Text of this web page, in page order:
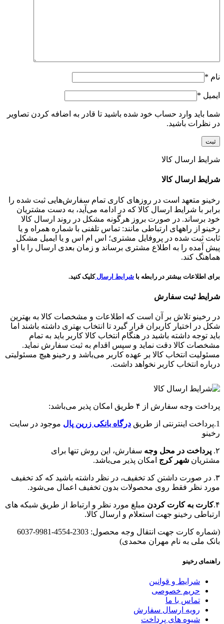
نام *
ایمیل *
شما باید وارد حساب خود شده باشید تا قادر به اضافه کردن تصاویر
در نظرات باشید.
شرایط ارسال کالا
شرایط ارسال کالا
رخینو متعهد است در روزهای کاری تمام سفارش‌هایی ثبت شده را
برابر با شرایط ارسال کالا که در ادامه می‌آید، به دست مشتریان
خود برساند. در صورت بروز هرگونه مشکل در روند ارسال کالا
رخینو از راههای ارتباطی مانند: تماس تلفنی با شماره همراه و یا
ثابت ثبت شده در پروفایل مشتری؛ اس ام اس و یا ایمیل مشکل
پیش آمده را به اطلاع مشتری برساند و زمان بعدی ارسال را با او
هماهنگ کند.
برای اطلاعات بیشتر در رابطه با شرایط ارسال کلیک کنید.
شرایط ثبت سفارش
در رخینو تلاش بر آن است که اطلاعات و مشخصات کالا به بهترین
شکل در اختیار کاربران قرار گیرد تا انتخاب بهتری داشته باشند اما
باید توجه داشته باشید در هنگام انتخاب کالا کاربر باید به تمام
مشخصات کالا دقت نماید و سپس اقدام به ثبت سفارش نماید.
مسئولیت انتخاب کالا بر عهده کاربر می‌باشد و رخینو هیچ مسئولیتی
درباره انتخاب کاربر نخواهد داشت.
پرداخت وجه سفارش از ۴ طریق امکان پذیر می‌باشد:
1.پرداخت اینترنتی از طریق درگاه‌ بانکی زرین پال موجود در سایت
رخینو
۲. پرداخت در محل وجه سفارش، این روش تنها برای
مشتریان شهر کرج امکان پذیر می‌باشد.
۳. در صورت داشتن کد تخفیف، در نظر داشته باشید که کد تخفیف
مورد نظر فقط روی محصولات بدون تخفیف اعمال می‌شود.
۴. کارت به کارت کردن مبلغ مورد نظر و ارتباط از طریق شبکه های
ارتباطی رخینو جهت استعلام و ارسال کالا.
(شماره کارت جهت انتقال وجه محصول: 2303-4554-9981-6037
بانک ملی به نام مهران محمدی)
راهنمای رخینو
شرایط و قوانین
حریم خصوصی
تماس با ما
رویه ارسال سفارش
شیوه های پرداخت